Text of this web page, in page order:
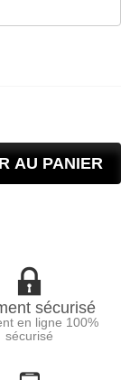
AU PANIER
sécurisé
en ligne 100%
sécurisé